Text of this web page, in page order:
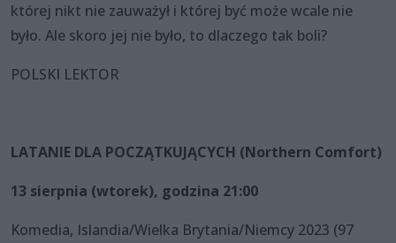
której nikt nie zauważył i której być może wcale nie
było. Ale skoro jej nie było, to dlaczego tak boli?
POLSKI LEKTOR
LATANIE DLA POCZĄTKUJĄCYCH (Northern Comfort)
13 sierpnia (wtorek), godzina 21:00
Komedia, Islandia/Wielka Brytania/Niemcy 2023 (97